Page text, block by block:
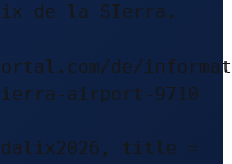
de la SIerra.
de/
airport-9710
title =